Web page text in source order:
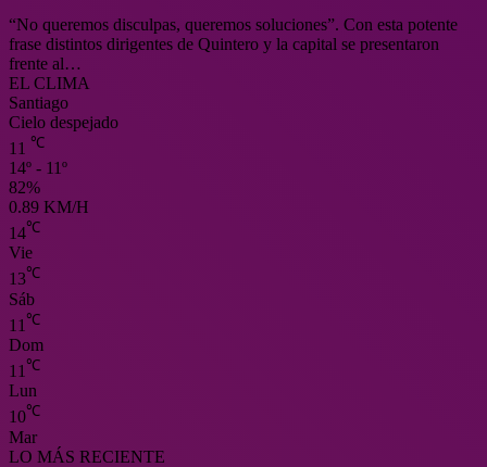
“No queremos disculpas, queremos soluciones”. Con esta potente
frase distintos dirigentes de Quintero y la capital se presentaron
frente al…
EL CLIMA
Santiago
Cielo despejado
11 ℃
14º - 11º
82%
0.89 KM/H
14℃
Vie
13℃
Sáb
11 ℃
Dom
11 ℃
Lun
10℃
Mar
LO MÁS RECIENTE